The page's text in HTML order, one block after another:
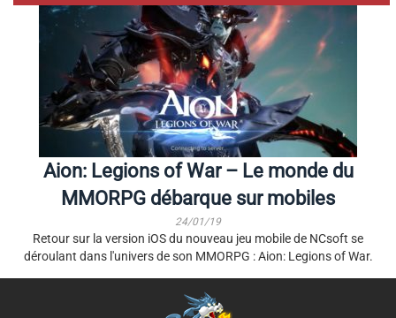
Aion: Legions of War – Le monde du
MMORPG débarque sur mobiles
24/01/19
Retour sur la version iOS du nouveau jeu mobile de NCsoft se
déroulant dans l'univers de son MMORPG : Aion: Legions of War.